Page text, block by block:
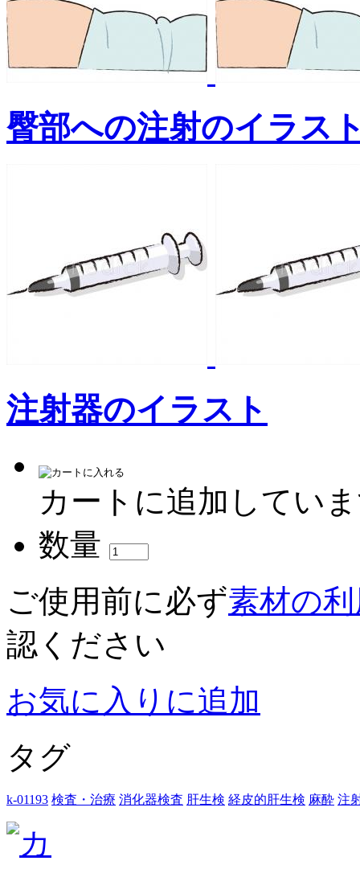
臀部への注射のイラス
注射器のイラスト
カートに追加してい
数量
ご使用前に必ず素材の
認ください
お気に入りに追加
タグ
k-01193 検査・治療 消化器検査 肝生検 経皮的肝生検 麻酔 注